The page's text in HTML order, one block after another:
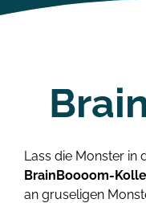
Lass die Monster in
BrainBoooom-
an gruseligen